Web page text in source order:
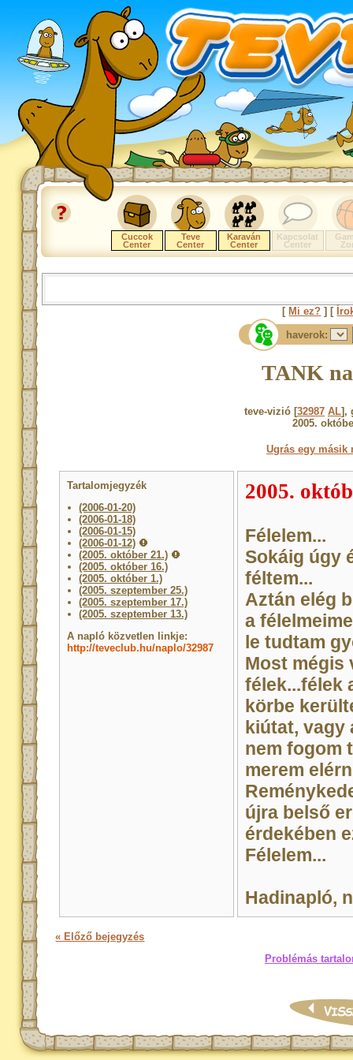
Cuccok
Center
Teve
Center
Karaván
Center
Kapcsolat
Center
[ Mi ez? ] [
haverok:
TANK
teve-vizió [32987 AL],
2005.
Ugrás egy másik
Tartalomjegyzék
(2006-01-20)
(2006-01-18)
(2006-01-15)
(2006-01-12)
(2005. október 21.)
(2005. október 16.)
(2005. október 1.)
(2005. szeptember 25.)
(2005. szeptember 17.)
(2005. szeptember 13.)
A napló közvetlen linkje:
http://teveclub.hu/naplo/32987
2005.
Félelem...
Sokáig úgy
féltem...
Aztán elég
a
le tudtam
Most mégis
félek...félek
körbe
kiútat, vagy
nem fogom
merem
újra belső
érdekében
Félelem...
Hadinapló,
« Előző bejegyzés
Problémás